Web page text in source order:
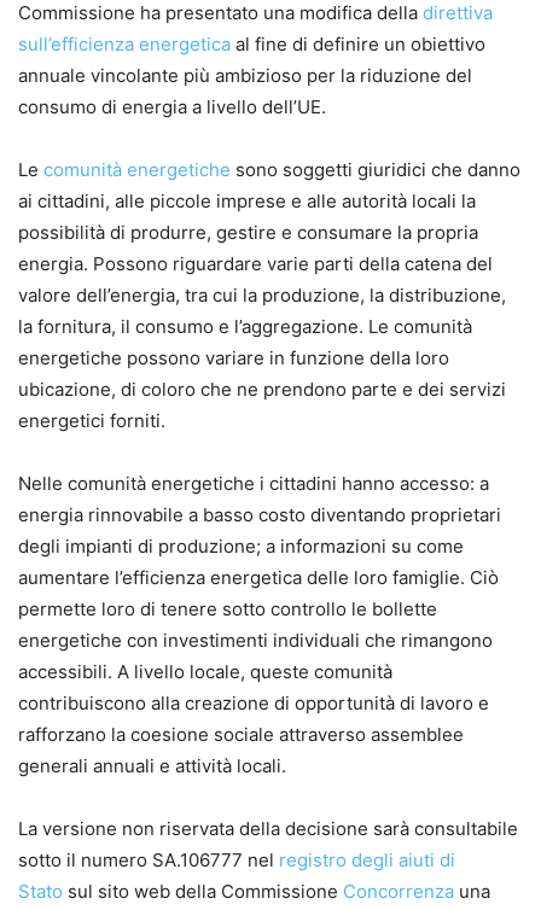
Commissione ha presentato una modifica della direttiva
sull’efficienza energetica al fine di definire un obiettivo
annuale vincolante più ambizioso per la riduzione del
consumo di energia a livello dell’UE.
Le comunità energetiche sono soggetti giuridici che danno
ai cittadini, alle piccole imprese e alle autorità locali la
possibilità di produrre, gestire e consumare la propria
energia. Possono riguardare varie parti della catena del
valore dell’energia, tra cui la produzione, la distribuzione,
la fornitura, il consumo e l’aggregazione. Le comunità
energetiche possono variare in funzione della loro
ubicazione, di coloro che ne prendono parte e dei servizi
energetici forniti.
Nelle comunità energetiche i cittadini hanno accesso: a
energia rinnovabile a basso costo diventando proprietari
degli impianti di produzione; a informazioni su come
aumentare l’efficienza energetica delle loro famiglie. Ciò
permette loro di tenere sotto controllo le bollette
energetiche con investimenti individuali che rimangono
accessibili. A livello locale, queste comunità
contribuiscono alla creazione di opportunità di lavoro e
rafforzano la coesione sociale attraverso assemblee
generali annuali e attività locali.
La versione non riservata della decisione sarà consultabile
sotto il numero SA.106777 nel registro degli aiuti di
Stato sul sito web della Commissione Concorrenza una